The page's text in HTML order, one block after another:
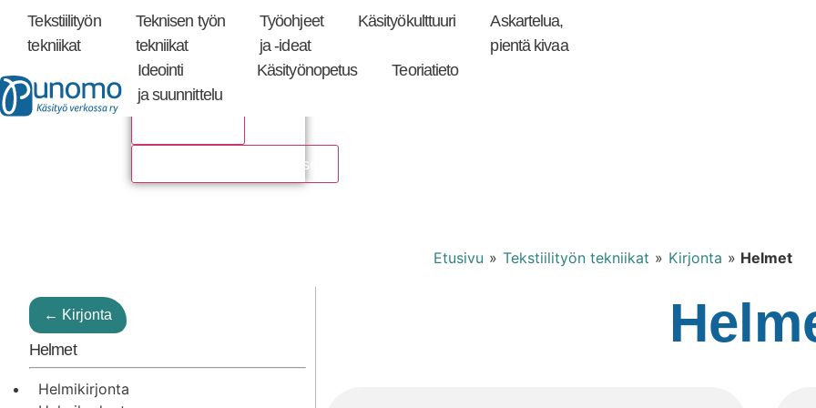
Katso kaikki hakutulokset
Tarkennettu PunomoputiikkiKirjaudu tai
rekisteröidy
Tekstiilityön
tekniikat
Teknisen työn
tekniikat
Työohjeet
ja -ideat
Käsityökulttuuri
Askartelua,
pientä kivaa
Ideointi
ja suunnittelu
Käsityönopetus Teoriatieto
Etusivu » Tekstiilityön tekniikat » Kirjonta » Helmet
← Kirjonta
Helmet
Helmikirjonta